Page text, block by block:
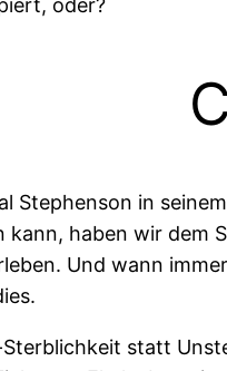
oder?
Stephenson in
haben wir dem
Und wann
statt